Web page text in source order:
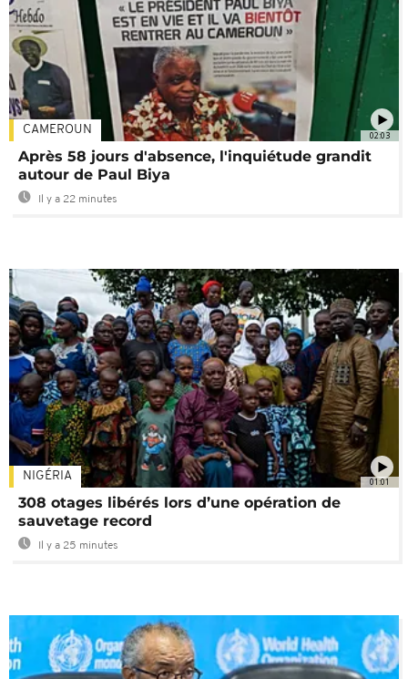
02:03
CAMEROUN
Après 58 jours d'absence, l'inquiétude grandit
autour de Paul Biya
Il y a 22 minutes
01:01
NIGÉRIA
308 otages libérés lors d’une opération de
sauvetage record
Il y a 25 minutes